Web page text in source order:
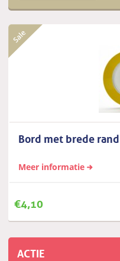
Bord met brede
Meer informatie
€4,10
ACTIE